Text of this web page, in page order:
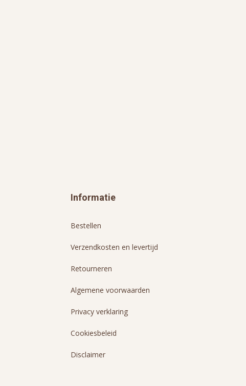
Informatie
Bestellen
Verzendkosten en levertijd
Retourneren
Algemene voorwaarden
Privacy verklaring
Cookiesbeleid
Disclaimer